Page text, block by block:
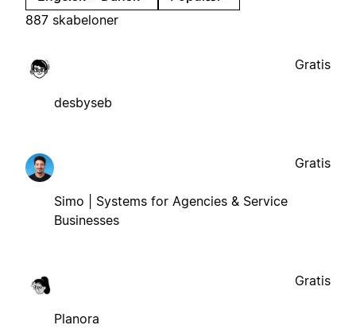
887 skabeloner
desbyseb
Gratis
Simo | Systems for Agencies & Service
Businesses
Gratis
Planora
Gratis